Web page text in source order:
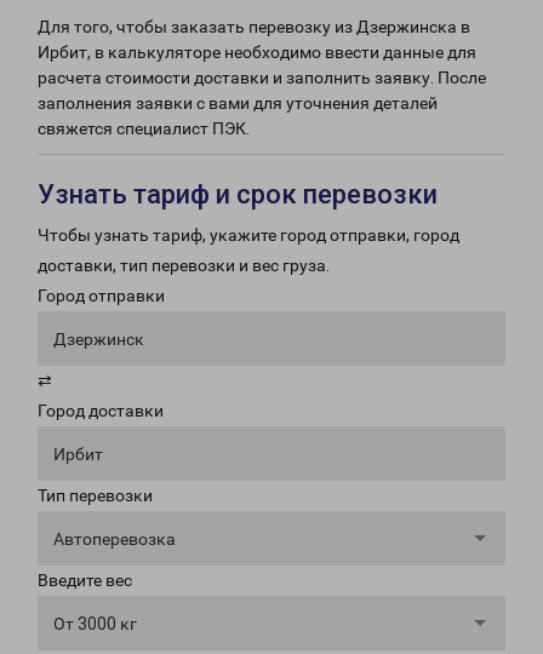
Для того, чтобы заказать перевозку из Дзержинска в
Ирбит, в калькуляторе необходимо ввести данные для
расчета стоимости доставки и заполнить заявку. После
заполнения заявки с вами для уточнения деталей
свяжется специалист ПЭК.
Узнать тариф и срок перевозки
Чтобы узнать тариф, укажите город отправки, город
доставки, тип перевозки и вес груза.
Город отправки
Дзержинск
⇄
Город доставки
Ирбит
Тип перевозки
Автоперевозка
Введите вес
От 3000 кг